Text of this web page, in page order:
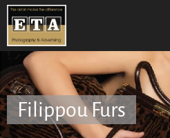
Filippou Furs